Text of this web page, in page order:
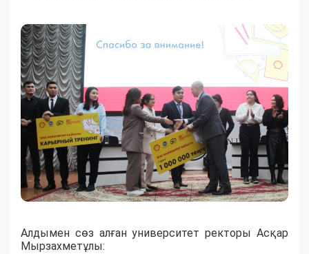
Алдымен сөз алған университет ректоры Асқар
Мырзахметұлы: